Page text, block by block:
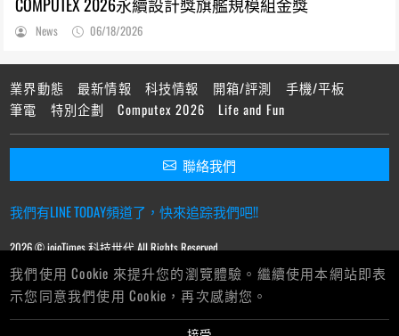
News 06/18/2026
業界動態 最新情報 科技情報 開箱/評測
手機/平板
筆電
特別企劃 Computex 2026 Life and Fun
聯絡我們
我們有LINE TODAY頻道了，快來追踪我們吧!!
2026 © ioioTimes 科技世代 All Rights Reserved.
我們使用 Cookie 來提升您的瀏覽體驗。繼續使用本網站即表
示您同意我們使用 Cookie，再次感謝您。